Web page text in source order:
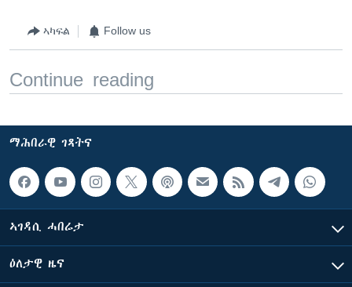
ኣካፍል Follow us
Continue reading
ማሕበራዊ ገጻትና
ኣገዳሲ ሓበሬታ
ዕለታዊ ዜና